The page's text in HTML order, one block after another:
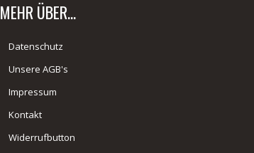
MEHR ÜBER...
Datenschutz
Unsere AGB's
Impressum
Kontakt
Widerrufbutton